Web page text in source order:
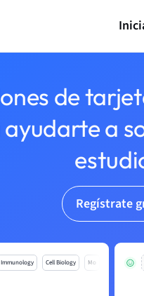
de
a
Regístrate
Immunology Cell Biology Mo